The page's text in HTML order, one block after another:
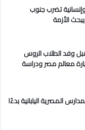
تضرب جنوب
الأزمة
وفد الطلاب الروس
معالم مصر ودراسة
المصرية اليابانية بدءًا